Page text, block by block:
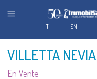
VILLETTA NEVIA
En Vente
EN
IT